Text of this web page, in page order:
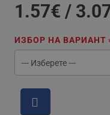
1.57€ /
ИЗБОР НА ВАРИАНТ